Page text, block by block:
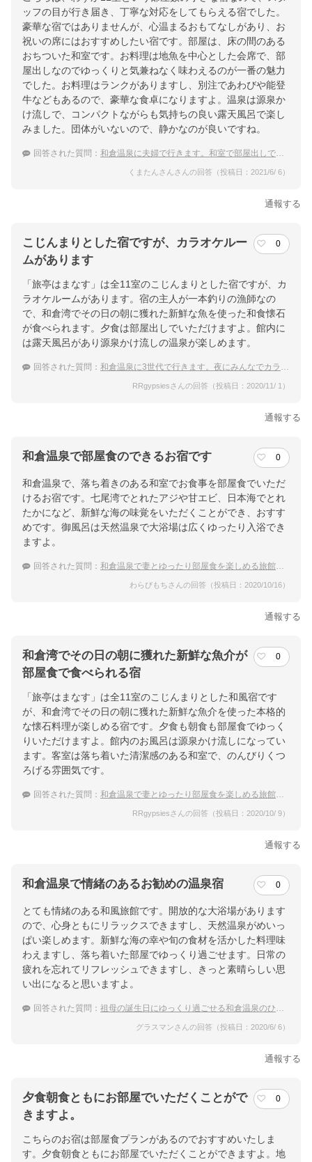
ッフの目が行き届き、丁寧な対応をしてもらえる宿でした。
豪華な宿ではありませんが、心温まるおもてなしがあり、お
祝いの席にはおすすめしたい宿です。部屋は、床の間のある
おちついた和室です。お料理は地魚を中心とした会席で、部
屋出しなのでゆっくりと気兼ねなく味わえるのが一番の魅力
でした。お料理はランクがありますし、別注であわびや能登
牛などもあるので、豪華な食卓になりますよ。温泉は源泉か
け流しで、コンパクトながらも気持ちの良い露天風呂で楽し
みました。団体がいないので、静かなのが良いですね。
回答された質問： 和倉温泉に夫婦で行きます。和室で部屋出しでゆっくり食事が出来るおすすめの温泉宿はありますか？
くまたんさんさんの回答（投稿日：2021/6/ 6）
通報する
こじんまりとした宿ですが、カラオケルー
ムがあります
0
「旅亭はまなす」は全11室のこじんまりとした宿ですが、カ
ラオケルームがあります。宿の主人が一本釣りの漁師なの
で、和倉湾でその日の朝に獲れた新鮮な魚を使った和食懐石
が食べられます。夕食は部屋出しでいただけますよ。館内に
は露天風呂があり源泉かけ流しの温泉が楽しめます。
回答された質問： 和倉温泉に3世代で行きます。夜にみんなでカラオケを楽しみたいのでカラオケのある温泉宿を教えてください
RRgypsiesさんの回答（投稿日：2020/11/ 1）
通報する
和倉温泉で部屋食のできるお宿です 0
和倉温泉で、落ち着きのある和室でお食事を部屋食でいただ
けるお宿です。七尾湾でとれたアジや甘エビ、日本海でとれ
たかになど、新鮮な海の味覚をいただくことができ、おすす
めです。御風呂は天然温泉で大浴場は広くゆったり入浴でき
ますよ。
回答された質問： 和倉温泉で妻とゆったり部屋食を楽しめる旅館は？
わらびもちさんの回答（投稿日：2020/10/16）
通報する
和倉湾でその日の朝に獲れた新鮮な魚介が
部屋食で食べられる宿
0
「旅亭はまなす」は全11室のこじんまりとした和風宿です
が、和倉湾でその日の朝に獲れた新鮮な魚介を使った本格的
な懐石料理が楽しめる宿です。夕食も朝食も部屋食でゆっく
りいただけますよ。館内のお風呂は源泉かけ流しになってい
ます。客室は落ち着いた清潔感のある和室で、のんびりくつ
ろげる雰囲気です。
回答された質問： 和倉温泉で妻とゆったり部屋食を楽しめる旅館は？
RRgypsiesさんの回答（投稿日：2020/10/ 9）
通報する
和倉温泉で情緒のあるお勧めの温泉宿 0
とても情緒のある和風旅館です。開放的な大浴場があります
ので、心身ともにリラックスできますし、天然温泉がめいっ
ぱい楽しめます。新鮮な海の幸や旬の食材を活かした料理味
わえますし、落ち着いた部屋でゆっくり過ごせます。日常の
疲れを忘れてリフレッシュできますし、きっと素晴らしい思
い出になると思いますよ。
回答された質問： 祖母の誕生日にゆっくり過ごせる和倉温泉のひなびた宿を教えて！
グラスマンさんの回答（投稿日：2020/6/ 6）
通報する
夕食朝食ともにお部屋でいただくことがで
きますよ。
0
こちらのお宿は部屋食プランがあるのでおすすめいたしま
す。夕食朝食ともにお部屋でいただくことができますよ。地